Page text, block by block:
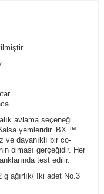
avlama seçeneği
yemleridir. BX ™
ve dayanıklı bir co-
olması gerçeğidir. Her
test edilir.
g ağırlık/ İki adet No.3